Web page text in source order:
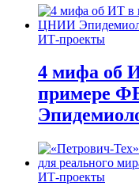
ИТ-проекты
4 мифа об
примере
ИТ-проекты